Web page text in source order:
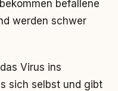
befallene
werden schwer
Virus ins
sich selbst und gibt